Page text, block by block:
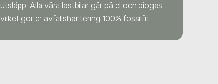
utsläpp. Alla våra lastbilar går på el och biogas
vilket gör er avfallshantering 100% fossilfri.